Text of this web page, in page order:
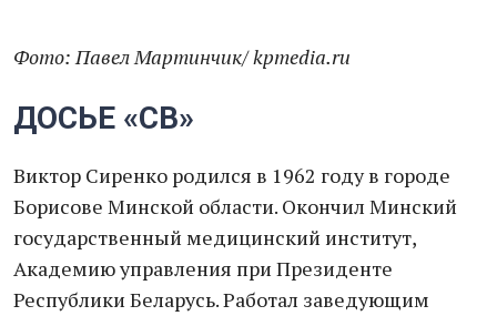
Фото: Павел Мартинчик/ kpmedia.ru
ДОСЬЕ «СВ»
Виктор Сиренко родился в 1962 году в городе
Борисове Минской области. Окончил Минский
государственный медицинский институт,
Академию управления при Президенте
Республики Беларусь. Работал заведующим